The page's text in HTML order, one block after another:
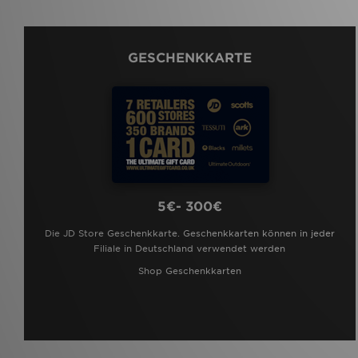
GESCHENKKARTE
5€- 300€
Die JD Store Geschenkkarte. Geschenkkarten können in jeder
Filiale in Deutschland verwendet werden
Shop Geschenkkarten